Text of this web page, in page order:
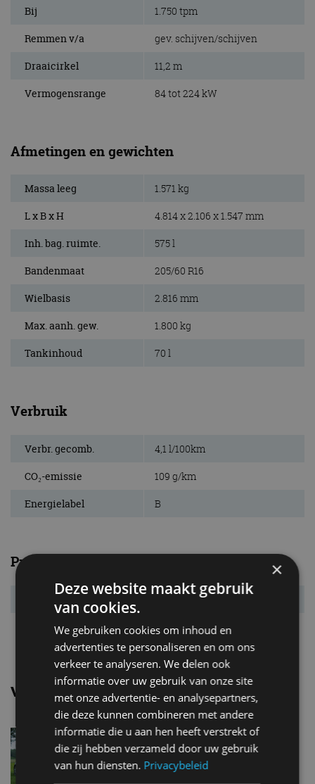
Bij 1.750 tpm
Remmen v/a gev. schijven/schijven
Draaicirkel 11,2 m
Vermogensrange 84 tot 224 kW
Afmetingen en gewichten
Massa leeg 1.571 kg
L x B x H 4.814 x 2.106 x 1.547 mm
Inh. bag. ruimte. 575 l
Bandenmaat 205/60 R16
Wielbasis 2.816 mm
Max. aanh. gew. 1.800 kg
Tankinhoud 70 l
Verbruik
Verbr. gecomb. 4,1 l/100km
CO₂-emissie 109 g/km
Energielabel B
Prestaties
Topsnelheid 220 km/u
Vergelijkbare uitvoeringen
Volvo V70D3
×
Deze website maakt gebruik
van cookies.
We gebruiken cookies om inhoud en
advertenties te personaliseren en om ons
verkeer te analyseren. We delen ook
informatie over uw gebruik van onze site
met onze advertentie- en analysepartners,
die deze kunnen combineren met andere
informatie die u aan hen heeft verstrekt of
die zij hebben verzameld door uw gebruik
van hun diensten. Privacybeleid